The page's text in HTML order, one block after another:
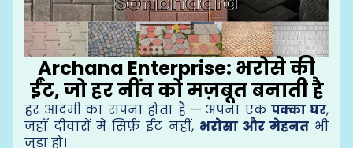
Archana Enterprise: भरोसे की
ईंट, जो हर नींव को मज़बूत बनाती है
हर आदमी का सपना होता है — अपना एकपक्का घर,
जहाँ दीवारों में सिर्फ़ ईंट नहीं, भरोसा और मेहनतभी
जुड़ा हो।